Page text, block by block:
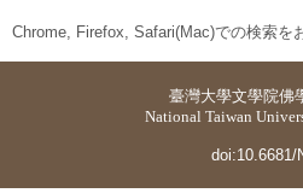
Chrome, Firefox, Safari(Mac)での検索を
臺灣大學文學院佛
National Taiwan
doi:10.6681/